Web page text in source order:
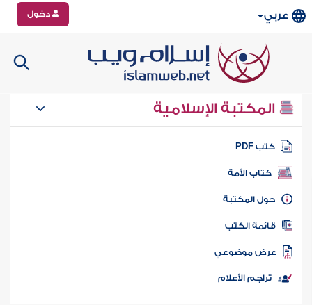
عربي دخول
المكتبة الإسلامية
كتب PDF
كتاب الأمة
المكتبة
الكتب
موضوعي